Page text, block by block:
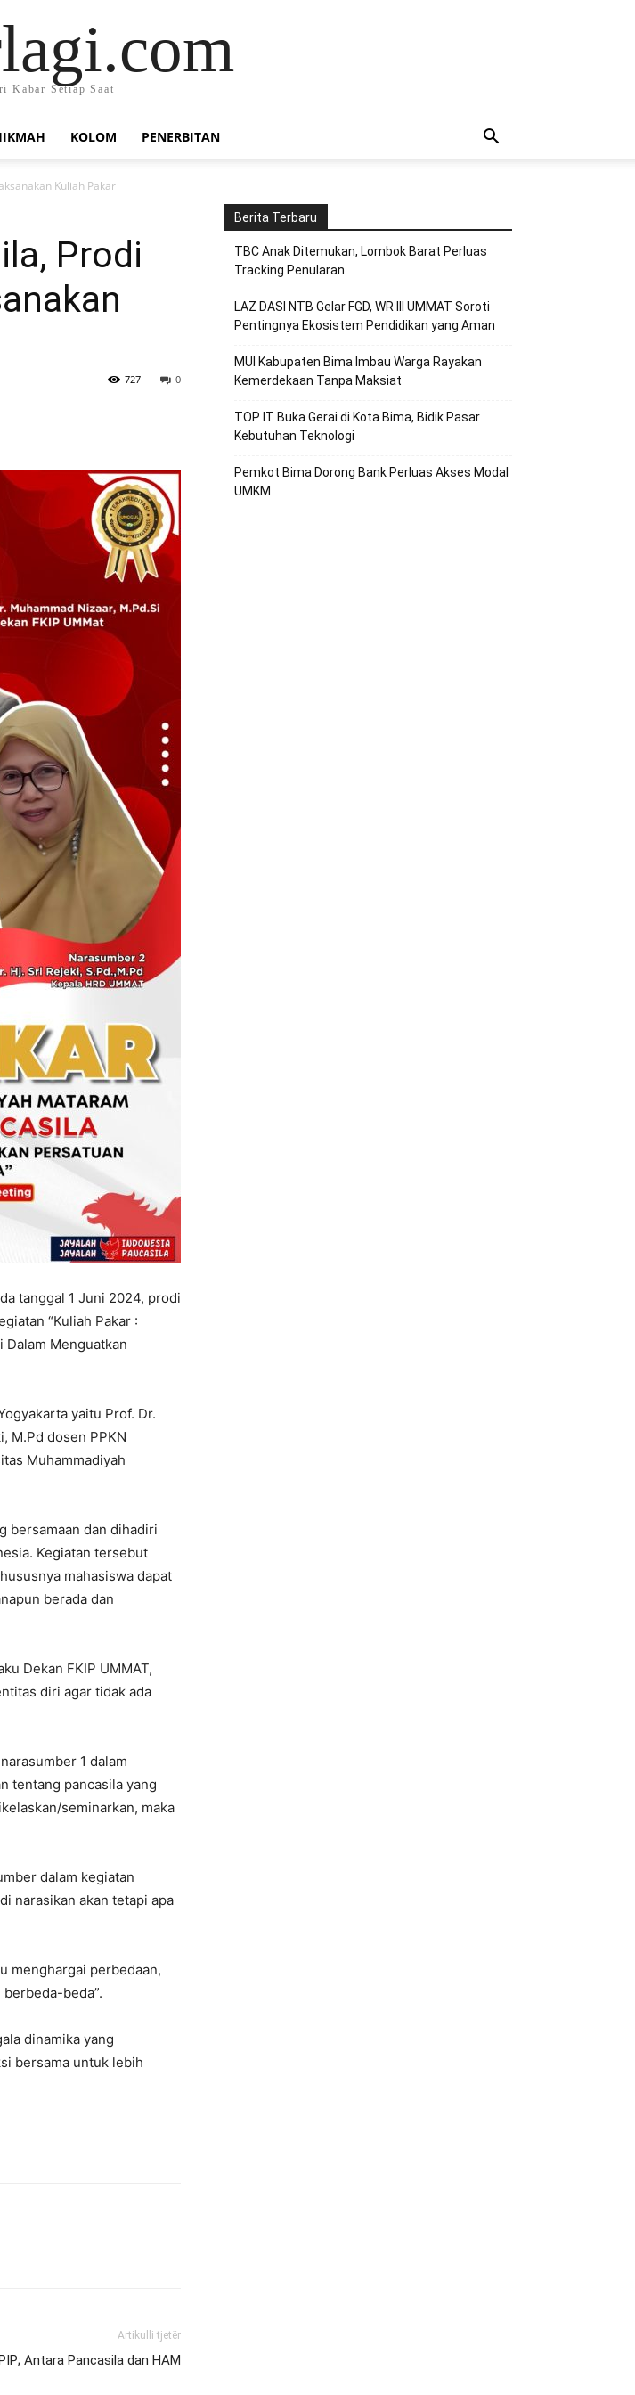
Kabar Setiap Saat
KOLOM PENERBITAN
Kuliah Pakar
Prodi
0
727
tanggal 1 Juni 2024, prodi
“Kuliah Pakar :
Dalam Menguatkan
yaitu Prof. Dr.
M.Pd dosen PPKN
Muhammadiyah
bersamaan dan dihadiri
Kegiatan tersebut
mahasiswa dapat
berada dan
Dekan FKIP UMMAT,
diri agar tidak ada
1 dalam
tentang pancasila yang
seminarkan, maka
dalam kegiatan
narasikan akan tetapi apa
menghargai perbedaan,
beda”.
dinamika yang
bersama untuk lebih
Artikulli tjetër
Antara Pancasila dan HAM
Berita Terbaru
TBC Anak Ditemukan, Lombok Barat Perluas
Tracking Penularan
LAZ DASI NTB Gelar FGD, WR III UMMAT Soroti
Pentingnya Ekosistem Pendidikan yang Aman
MUI Kabupaten Bima Imbau Warga Rayakan
Kemerdekaan Tanpa Maksiat
TOP IT Buka Gerai di Kota Bima, Bidik Pasar
Kebutuhan Teknologi
Pemkot Bima Dorong Bank Perluas Akses Modal
UMKM